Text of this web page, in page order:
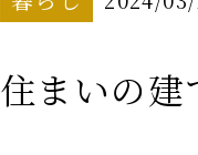
住まいの